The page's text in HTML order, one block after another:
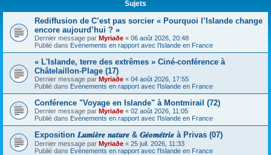
Sujets
Rediffusion de C’est pas sorcier « Pourquoi l’Islande change
encore aujourd’hui ? »
Dernier message par Myriaðe « 06 août 2026, 20:48
Publié dans Evènements en rapport avec l'Islande en France
« L'Islande, terre des extrêmes » Ciné-conférence à
Châtelaillon-Plage (17)
Dernier message par Myriaðe « 04 août 2026, 17:55
Publié dans Evènements en rapport avec l'Islande en France
Conférence "Voyage en Islande" à Montmirail (72)
Dernier message par Myriaðe « 02 août 2026, 11:05
Publié dans Evènements en rapport avec l'Islande en France
Exposition 𝑳𝒖𝒎𝒊𝒆̀𝒓𝒆 𝒏𝒂𝒕𝒖𝒓𝒆 & 𝑮𝒆́𝒐𝒎𝒆́𝒕𝒓𝒊𝒆 à Privas (07)
Dernier message par Myriaðe « 25 juil. 2026, 11:33
Publié dans Evènements en rapport avec l'Islande en France